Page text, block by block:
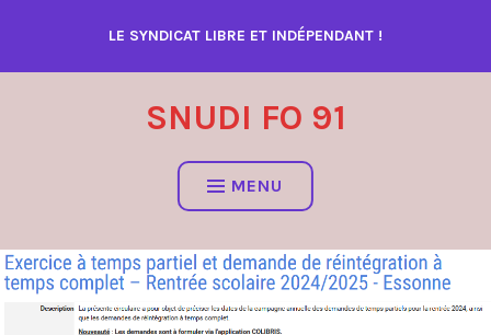
contenu
LE SYNDICAT LIBRE ET INDÉPENDANT !
SNUDI FO 91
MENU